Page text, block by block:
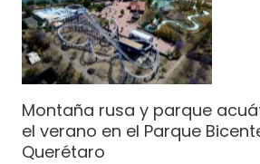
Montaña rusa y parque
el verano en el Parque
Querétaro